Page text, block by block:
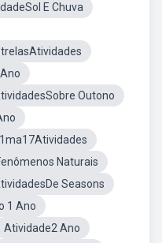
E Chuva
Outono
Naturais
Seasons
1 Ano
Atividade2 Ano